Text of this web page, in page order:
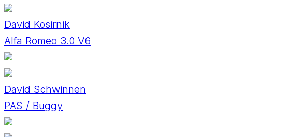
David Kosirnik
Alfa Romeo 3.0 V6
David Schwinnen
PAS / Buggy